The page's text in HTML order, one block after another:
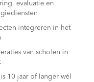
evaluatie en
integreren in het
van scholen in
10 jaar of langer wél